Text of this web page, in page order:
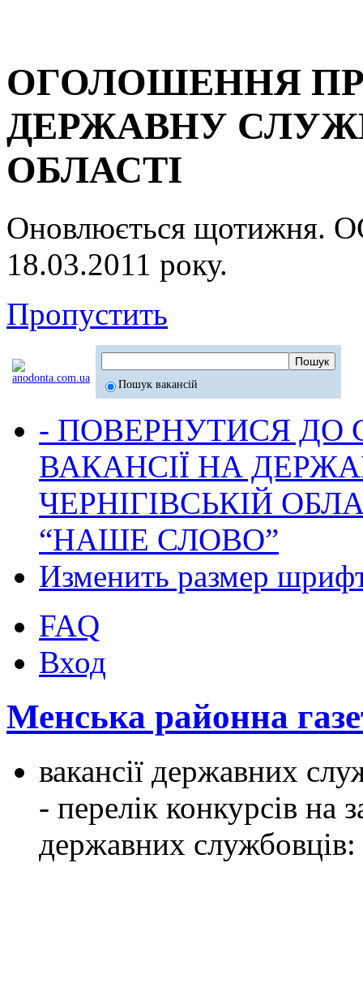
ОГОЛОШЕННЯ
ДЕРЖАВНУ
ОБЛАСТІ
Оновлюється
18.03.2011 року.
Пропустить
Пошук вакансій
- ПОВЕРНУТИСЯ ДО
ВАКАНСІЇ НА
ЧЕРНІГІВСЬКІЙ
“НАШЕ СЛОВО”
Изменить размер
FAQ
Вход
Менська районна
вакансії державних
- перелік конкурсів на
державних службовців: